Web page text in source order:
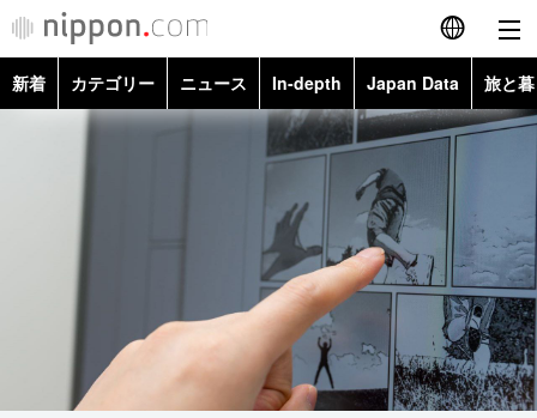
English
简体字
繁體字
Français
Español
العربية
カテゴリー
経済・ビジネス
新着 カテゴリー ニュース In-depth Japan Data 旅と
政治・外交
経済・ビジネス
国際・海外
Topics
Images
People
東京
お知らせ